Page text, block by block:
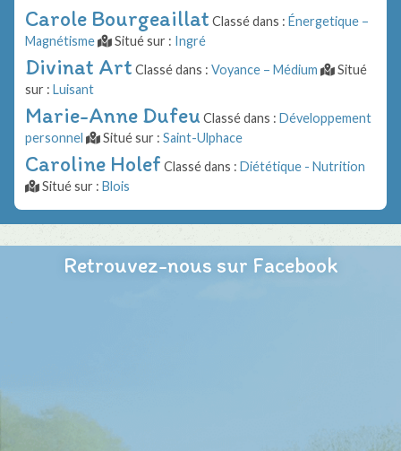
Carole Bourgeaillat Classé dans : Énergetique –
Magnétisme
Situé sur : Ingré
Divinat Art Classé dans : Voyance – Médium
Situé
sur : Luisant
Marie-Anne Dufeu Classé dans : Développement
personnel
Situé sur : Saint-Ulphace
Caroline Holef Classé dans : Diététique - Nutrition
Situé sur : Blois
Retrouvez-nous sur Facebook